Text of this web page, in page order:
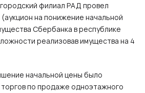
филиал РАД провел
(аукцион на понижение начальной
Сбербанка в республике
реализовав имущества на 4
начальной цены было
по продаже одноэтажного